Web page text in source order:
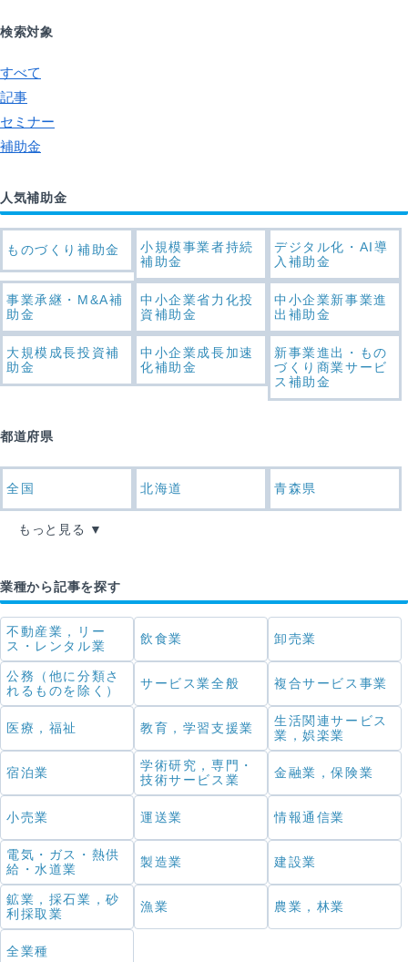
検索対象
すべて
記事
セミナー
補助金
人気補助金
ものづくり補助金
小規模事業者持続
補助金
デジタル化・AI導
入補助金
事業承継・M&A補
助金
中小企業省力化投
資補助金
中小企業新事業進
出補助金
大規模成長投資補
助金
中小企業成長加速
化補助金
新事業進出・もの
づくり商業サービ
ス補助金
都道府県
全国 北海道 青森県
もっと見る
業種から記事を探す
不動産業，リー
ス・レンタル業
飲食業 卸売業
公務（他に分類さ
れるものを除く）
サービス業全般 複合サービス事業
医療，福祉 教育，学習支援業
生活関連サービス
業，娯楽業
宿泊業
学術研究，専門・
技術サービス業
金融業，保険業
小売業 運送業 情報通信業
電気・ガス・熱供
給・水道業
製造業 建設業
鉱業，採石業，砂
利採取業
漁業 農業，林業
全業種